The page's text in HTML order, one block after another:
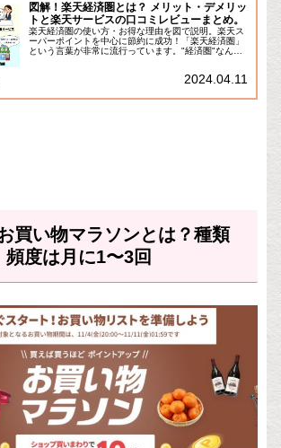
図解！楽天経済圏とは？ メリット・デメリッ
トと楽天サービスの口コミレビューまとめ。
楽天経済圏の使い方・お得な理由を図で説明。楽天ス
ーパーポイントを中心に節約に成功！「楽天経済圏」
という言葉が非常に流行っています。"経済圏"なんて
2024.04.11
買い物マラソンとは？種類
頻度は月に1〜3回